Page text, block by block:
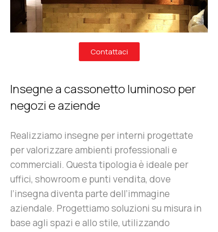
Contattaci
Insegne a cassonetto luminoso per
negozi e aziende
Realizziamo insegne per interni progettate
per valorizzare ambienti professionali e
commerciali. Questa tipologia è ideale per
uffici, showroom e punti vendita, dove
l’insegna diventa parte dell’immagine
aziendale. Progettiamo soluzioni su misura in
base agli spazi e allo stile, utilizzando